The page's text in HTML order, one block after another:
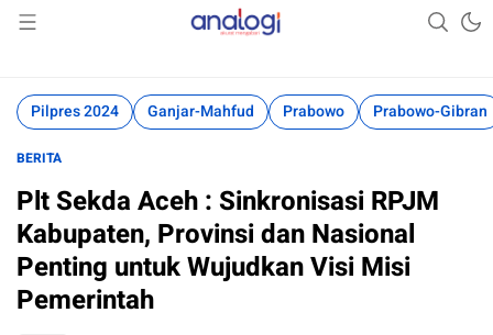
Analogi
Akurat Mengabari
Pilpres 2024 Ganjar-Mahfud Prabowo Prabowo-Gibran
BERITA
Plt Sekda Aceh : Sinkronisasi RPJM
Kabupaten, Provinsi dan Nasional
Penting untuk Wujudkan Visi Misi
Pemerintah